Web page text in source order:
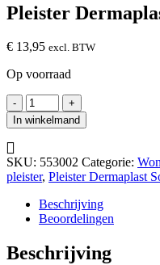
Pleister
€ 13,95 excl. BTW
Op voorraad
-
Pleister
Dermaplast
Soft
+
In winkelmand
SKU: 553002 Categorie:
pleister, Pleister Dermaplast
Beschrijving
Beoordelingen
Beschrijving